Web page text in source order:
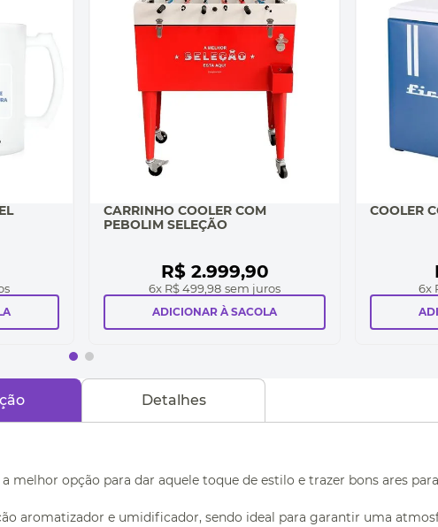
CARRINHO COOLER COM
PEBOLIM SELEÇÃO
R$ 2.999,90
6x R$ 499,98 sem juros
ADICIONAR À SACOLA
COOLER
6x
Detalhes
opção para dar aquele toque de estilo e trazer bons ares
aromatizador e umidificador, sendo ideal para garantir uma